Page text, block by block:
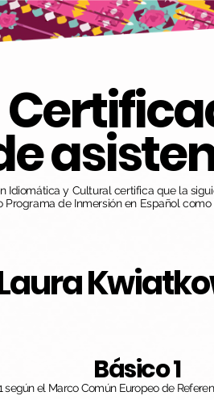
Idiomática y Cultural certifica que la
Programa de Inmersión en Español como
Básico 1
según el Marco Común Europeo de